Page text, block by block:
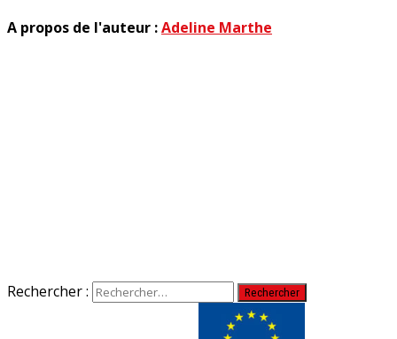
A propos de l'auteur :Adeline Marthe
Rechercher :